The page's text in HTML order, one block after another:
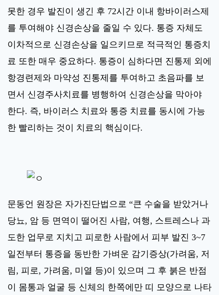
못한 경우 발진이 생긴 후 72시간 이내 항바이러스제
를 투여해야 신경손상을 줄일 수 있다. 통증 자체도
이차적으로 신경손상을 일으키므로 적극적인 통증치
료 또한 매우 중요하다. 통증이 심하다면 진통제 외에
항경련제와 마약성 진통제를 투여하고 초음파를 보
면서 신경주사치료를 병행하여 신경손상을 막아야
한다. 즉, 바이러스 치료와 통증 치료를 동시에 가능
한 빨리하는 것이 치료의 핵심이다.
문동언 원장은 자가진단법으로 “큰 수술을 받았거나
당뇨, 암 등 면역이 떨어진 사람, 여행, 스트레스나 과
도한 업무로 지치고 피로한 사람에서 피부 발진 3~7
일전부터 통증을 동반한 가벼운 감기증상(가려움, 저
림, 피로, 가려움, 미열 등)이 있으며 그 후 붉은 반점
이 몸통과 얼굴 등 신체의 한쪽에만 띠 모양으로 나타